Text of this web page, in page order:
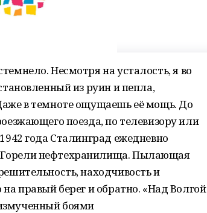
Несмотря на усталость, я во
из руин и пепла,
в темноте ощущаешь её мощь. До
поезда, по телевизору или
года Сталинград ежедневно
Горели нефтехранилища. Пылающая
находчивость и
правый берег и обратно. «Над Волгой
боями